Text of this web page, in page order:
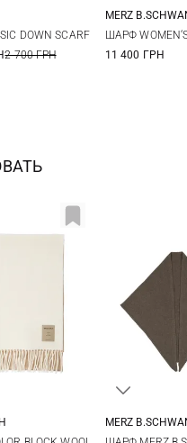
DOWN SCARF
2 700 ГРН
MERZ
ШАРФ
11 400 ГРН
MERZ